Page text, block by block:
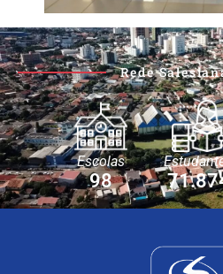
Rede
Escolas
98